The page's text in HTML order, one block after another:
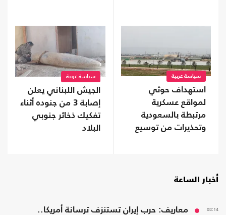
سياسة عربية
استهداف حوثي
لمواقع عسكرية
مرتبطة بالسعودية
وتحذيرات من توسيع
سياسة عربية
الجيش اللبناني يعلن
إصابة 3 من جنوده أثناء
تفكيك ذخائر جنوبي
البلاد
أخبار الساعة
08:14
معاريف: حرب إيران تستنزف ترسانة أمريكا..